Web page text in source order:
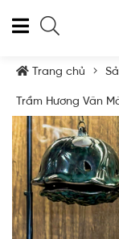
Trang chủ
Trầm Hương Vân